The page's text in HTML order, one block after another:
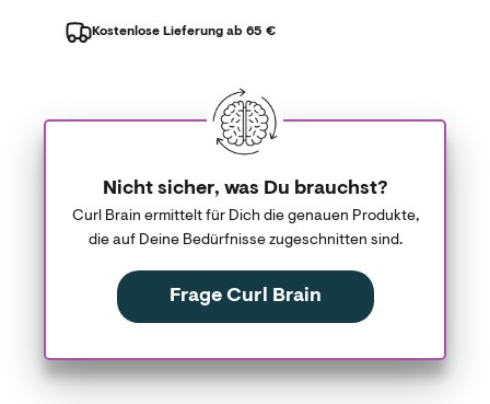
Kostenlose Lieferung ab 65 €
Nicht sicher, was Du brauchst?
Curl Brain ermittelt für Dich die genauen Produkte,
die auf Deine Bedürfnisse zugeschnitten sind.
Frage Curl Brain